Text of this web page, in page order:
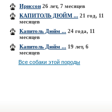
Ириссон 26 лет, 7 месяцев
КАПИТОЛЬ ДЮЙМ ... 21 год, 11
месяцев
Капитоль Дюйм ... 24 года, 11
месяцев
Капитоль Дюйм ... 19 лет, 6
месяцев
Все собаки этой породы